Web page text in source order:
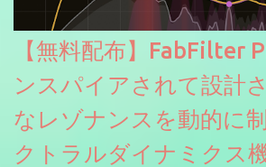
【無料配布】FabFilter
ンスパイアされて設計
なレゾナンスを動的に
クトラルダイナミクス